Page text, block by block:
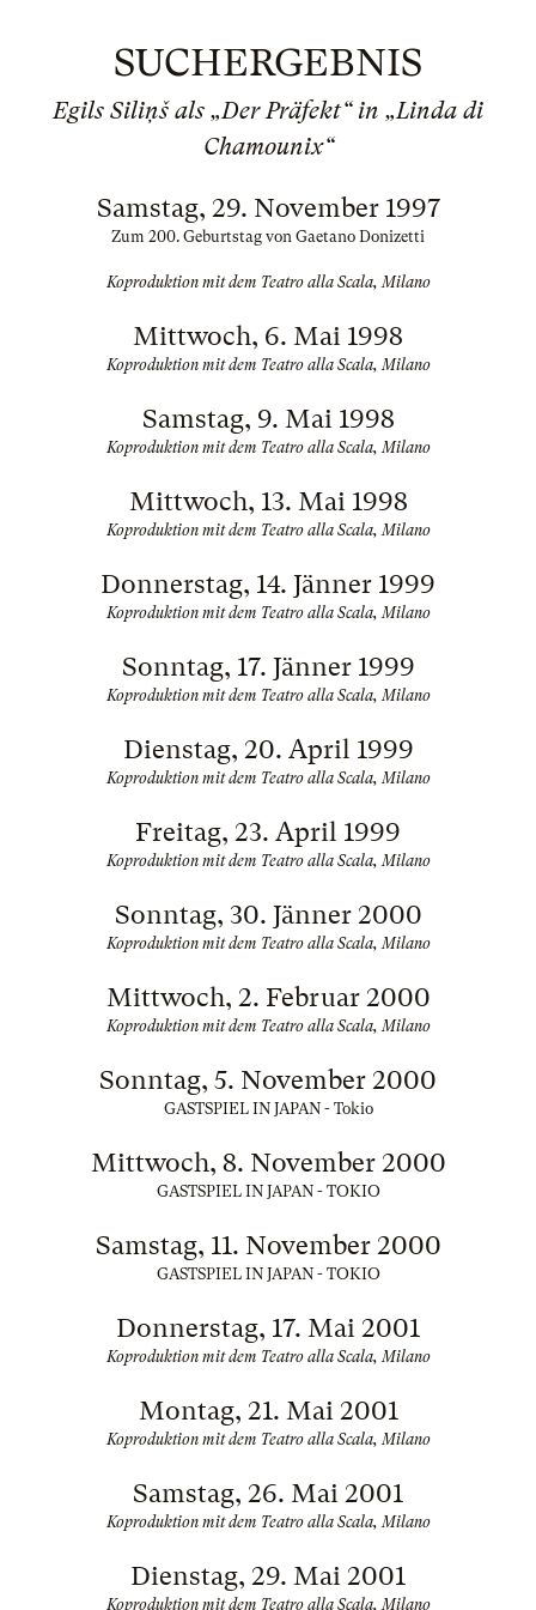
SUCHERGEBNIS
Egils Siliņš als „Der Präfekt“ in „Linda di
Chamounix“
Samstag, 29. November 1997
Zum 200. Geburtstag von Gaetano Donizetti
Koproduktion mit dem Teatro alla Scala, Milano
Mittwoch, 6. Mai 1998
Koproduktion mit dem Teatro alla Scala, Milano
Samstag, 9. Mai 1998
Koproduktion mit dem Teatro alla Scala, Milano
Mittwoch, 13. Mai 1998
Koproduktion mit dem Teatro alla Scala, Milano
Donnerstag, 14. Jänner 1999
Koproduktion mit dem Teatro alla Scala, Milano
Sonntag, 17. Jänner 1999
Koproduktion mit dem Teatro alla Scala, Milano
Dienstag, 20. April 1999
Koproduktion mit dem Teatro alla Scala, Milano
Freitag, 23. April 1999
Koproduktion mit dem Teatro alla Scala, Milano
Sonntag, 30. Jänner 2000
Koproduktion mit dem Teatro alla Scala, Milano
Mittwoch, 2. Februar 2000
Koproduktion mit dem Teatro alla Scala, Milano
Sonntag, 5. November 2000
GASTSPIEL IN JAPAN - Tokio
Mittwoch, 8. November 2000
GASTSPIEL IN JAPAN - TOKIO
Samstag, 11. November 2000
GASTSPIEL IN JAPAN - TOKIO
Donnerstag, 17. Mai 2001
Koproduktion mit dem Teatro alla Scala, Milano
Montag, 21. Mai 2001
Koproduktion mit dem Teatro alla Scala, Milano
Samstag, 26. Mai 2001
Koproduktion mit dem Teatro alla Scala, Milano
Dienstag, 29. Mai 2001
Koproduktion mit dem Teatro alla Scala, Milano